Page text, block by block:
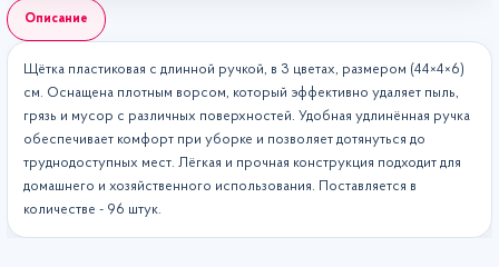
Описание
Щётка пластиковая с длинной ручкой, в 3 цветах, размером (44×4×6)
см. Оснащена плотным ворсом, который эффективно удаляет пыль,
грязь и мусор с различных поверхностей. Удобная удлинённая ручка
обеспечивает комфорт при уборке и позволяет дотянуться до
труднодоступных мест. Лёгкая и прочная конструкция подходит для
домашнего и хозяйственного использования. Поставляется в
количестве - 96 штук.